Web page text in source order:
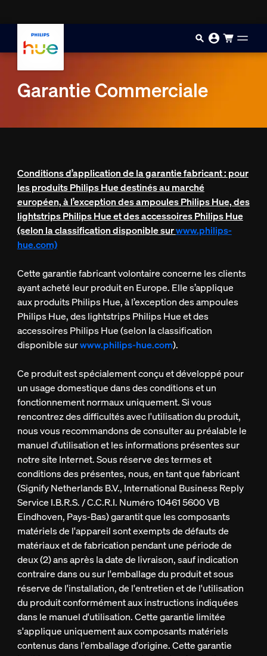
Garantie Commerciale
Conditions d’application de la garantie fabricant : pour
les produits Philips Hue destinés au marché
européen, à l’exception des ampoules Philips Hue, des
lightstrips Philips Hue et des accessoires Philips Hue
(selon la classification disponible surwww.philips-
hue.com)
Cette garantie fabricant volontaire concerne les clients
ayant acheté leur produit en Europe. Elle s’applique
aux produits Philips Hue, à l’exception des ampoules
Philips Hue, des lightstrips Philips Hue et des
accessoires Philips Hue (selon la classification
disponible surwww.philips-hue.com).
Ce produit est spécialement conçu et développé pour
un usage domestique dans des conditions et un
fonctionnement normaux uniquement. Si vous
rencontrez des difficultés avec l'utilisation du produit,
nous vous recommandons de consulter au préalable le
manuel d'utilisation et les informations présentes sur
notre site Internet. Sous réserve des termes et
conditions des présentes, nous, en tant que fabricant
(Signify Netherlands B.V., International Business Reply
Service I.B.R.S. / C.C.R.I. Numéro 10461 5600 VB
Eindhoven, Pays-Bas) garantit que les composants
matériels de l'appareil sont exempts de défauts de
matériaux et de fabrication pendant une période de
deux (2) ans après la date de livraison, sauf indication
contraire dans ou sur l'emballage du produit et sous
réserve de l'installation, de l'entretien et de l'utilisation
du produit conformément aux instructions indiquées
dans le manuel d'utilisation. Cette garantie limitée
s'applique uniquement aux composants matériels
contenus dans l'emballage d'origine. Cette garantie